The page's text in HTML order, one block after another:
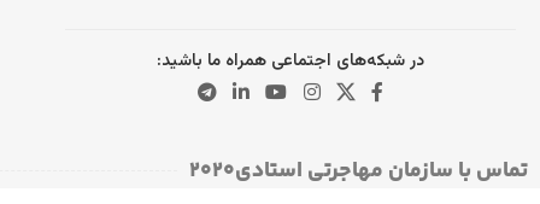
در شبکه‌های اجتماعی همراه ما باشید:
تماس با سازمان مهاجرتی استادی۲۰۲۰​